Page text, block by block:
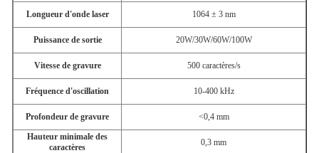
Longueur d'onde laser 1064 ± 3 nm
Puissance de sortie 20W/30W/60W/100W
Vitesse de gravure 500 caractères/s
Fréquence d'oscillation 10-400 kHz
Profondeur de gravure
<0,4 mm
Hauteur minimale des
caractères
0,3 mm